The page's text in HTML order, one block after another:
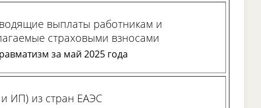
выплаты работникам и
страховыми взносами
за май 2025 года
ИП) из стран ЕАЭС